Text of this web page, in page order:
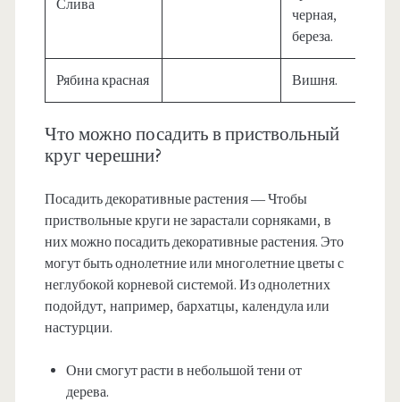
Слива
черная,
береза.
Рябина красная Вишня.
Что можно посадить в приствольный
круг черешни?
Посадить декоративные растения — Чтобы
приствольные круги не зарастали сорняками, в
них можно посадить декоративные растения. Это
могут быть однолетние или многолетние цветы с
неглубокой корневой системой. Из однолетних
подойдут, например, бархатцы, календула или
настурции.
Они смогут расти в небольшой тени от
дерева.